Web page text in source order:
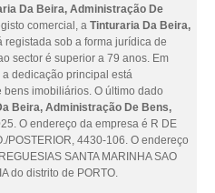
Da Beira, Administração De
comercial, a Tinturaria Da Beira,
registada sob a forma jurídica de
sector é superior a 79 anos. Em
dedicação principal está
imobiliários. O último dado
Beira, Administração De Bens,
O endereço da empresa é R DE
POSTERIOR, 4430-106. O endereço
SANTA MARINHA SAO
do distrito de PORTO.